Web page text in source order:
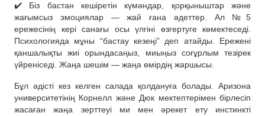
✔️ Біз бастан кешіретін күмәндар, қорқыныштар және
жағымсыз эмоциялар — жай ғана әдеттер. Ал №5
ережесінің кері санағы осы үлгіні өзгертуге көмектеседі.
Психологияда мұны “бастау кезеңі” деп атайды. Ережені
қаншалықты жиі орындасаңыз, миыңыз соғұрлым тезірек
үйреніседі. Жаңа шешім — жаңа өмірдің жаршысы.
Бұл әдісті кез келген салада қолдануға болады. Аризона
университетінің Корнелл және Дюк мектептерімен бірлесіп
жасаған жаңа зерттеуі ми мен әрекет ету инстинкті